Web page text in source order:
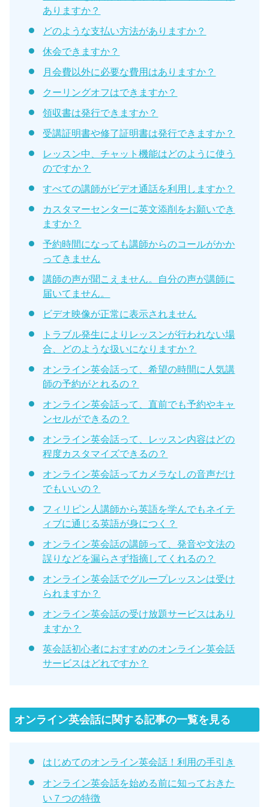
ありますか？
どのような支払い方法がありますか？
休会できますか？
月会費以外に必要な費用はありますか？
クーリングオフはできますか？
領収書は発行できますか？
受講証明書や修了証明書は発行できますか？
レッスン中、チャット機能はどのように使う
のですか？
すべての講師がビデオ通話を利用しますか？
カスタマーセンターに英文添削をお願いでき
ますか？
予約時間になっても講師からのコールがかか
ってきません
講師の声が聞こえません。自分の声が講師に
届いてません。
ビデオ映像が正常に表示されません
トラブル発生によりレッスンが行われない場
合、どのような扱いになりますか？
オンライン英会話って、希望の時間に人気講
師の予約がとれるの？
オンライン英会話って、直前でも予約やキャ
ンセルができるの？
オンライン英会話って、レッスン内容はどの
程度カスタマイズできるの？
オンライン英会話ってカメラなしの音声だけ
でもいいの？
フィリピン人講師から英語を学んでもネイテ
ィブに通じる英語が身につく？
オンライン英会話の講師って、発音や文法の
誤りなどを漏らさず指摘してくれるの？
オンライン英会話でグループレッスンは受け
られますか？
オンライン英会話の受け放題サービスはあり
ますか？
英会話初心者におすすめのオンライン英会話
サービスはどれですか？
オンライン英会話に関する記事の一覧を見る
はじめてのオンライン英会話！利用の手引き
オンライン英会話を始める前に知っておきた
い７つの特徴